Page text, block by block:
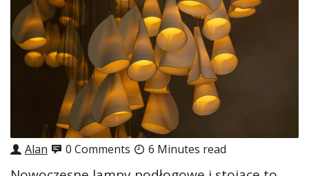
Alan 0 Comments 6 Minutes read